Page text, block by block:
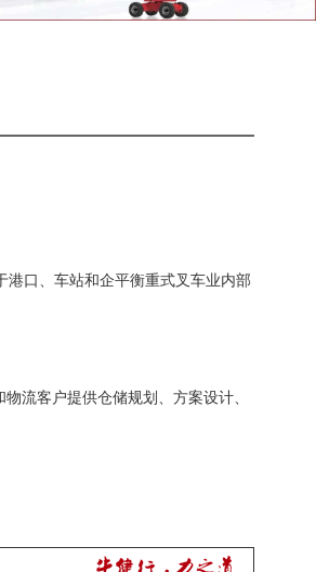
口、车站和企平衡重式叉车业内部
流客户提供仓储规划、方案设计、